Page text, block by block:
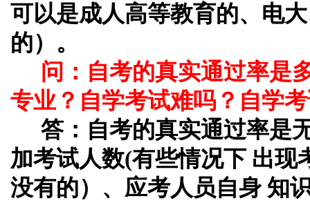
可以是成人高等教育的、电
的）。
问：自考的真实通过率是
专业？自学考试难吗？自学
答：自考的真实通过率是
加考试人数(有些情况下 出现
没有的）、应考人员自身 知